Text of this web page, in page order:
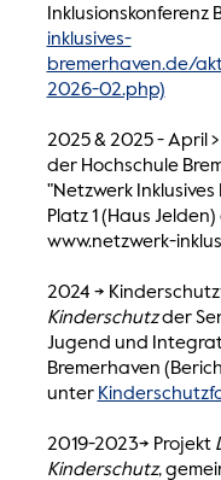
Inklusionskonferenz
inklusives-
bremerhaven.de/
2026-02.php)
2025 & 2025 - April >
der Hochschule
"Netzwerk
Platz 1 (Haus
www.netzwerk-
2024 ->
Kinderschutzder
Jugend und
Bremerhaven
unter
2019-2023-> Projekt
Kinderschutz,